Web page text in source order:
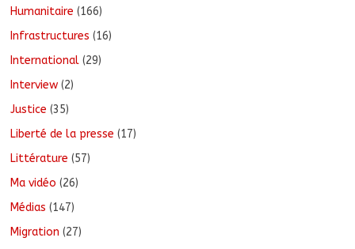
Humanitaire (166)
Infrastructures (16)
International (29)
Interview (2)
Justice (35)
Liberté de la presse (17)
Littérature (57)
Ma vidéo (26)
Médias (147)
Migration (27)